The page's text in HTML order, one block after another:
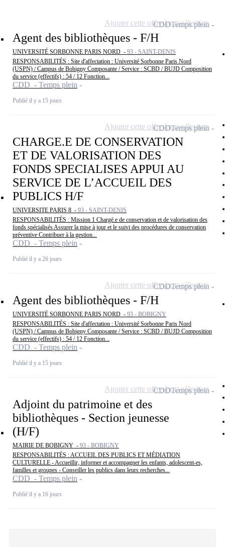
Agent des bibliothèques - F/H
UNIVERSITÉ SORBONNE PARIS NORD - 93 - SAINT-DENIS
RESPONSABILITÉS : Site d'affectation : Université Sorbonne Paris Nord
(USPN) / Campus de Bobigny Composante / Service : SCBD / BUJD Composition
du service (effectifs) : 54 / 12 Fonction...
CDD - Temps plein
Publié il y a 15 jours
CDDTemps plein
Ajouter cette offre à ma sélection
CHARGE.E DE CONSERVATION
ET DE VALORISATION DES
FONDS SPECIALISES APPUI AU
SERVICE DE L’ACCUEIL DES
PUBLICS H/F
UNIVERSITE PARIS 8 - 93 - SAINT-DENIS
RESPONSABILITÉS : Mission 1 Chargé.e de conservation et de valorisation des
fonds spécialisés Assurer la mise à jour et le suivi des procédures de conservation
préventive Contribuer à la gestion...
CDD - Temps plein
Publié il y a 26 jours
CDDTemps plein
Ajouter cette offre à ma sélection
Agent des bibliothèques - F/H
UNIVERSITÉ SORBONNE PARIS NORD - 93 - BOBIGNY
RESPONSABILITÉS : Site d'affectation : Université Sorbonne Paris Nord
(USPN) / Campus de Bobigny Composante / Service : SCBD / BUJD Composition
du service (effectifs) : 54 / 12 Fonction...
CDD - Temps plein
Publié il y a 15 jours
CDDTemps plein
Ajouter cette offre à ma sélection
Adjoint du patrimoine et des
bibliothèques - Section jeunesse
(H/F)
MAIRIE DE BOBIGNY - 93 - BOBIGNY
RESPONSABILITÉS : ACCUEIL DES PUBLICS ET MÉDIATION
CULTURELLE - Accueillir, informer et accompagner les enfants, adolescent-es,
familles et groupes - Conseiller les publics dans leurs recherches...
CDD - Temps plein
Publié il y a 16 jours
CDDTemps plein
Ajouter cette offre à ma sélection